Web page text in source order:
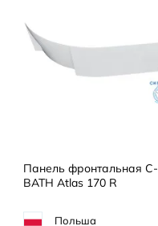
Панель фронтальная C-
BATH Atlas 170 R
Польша